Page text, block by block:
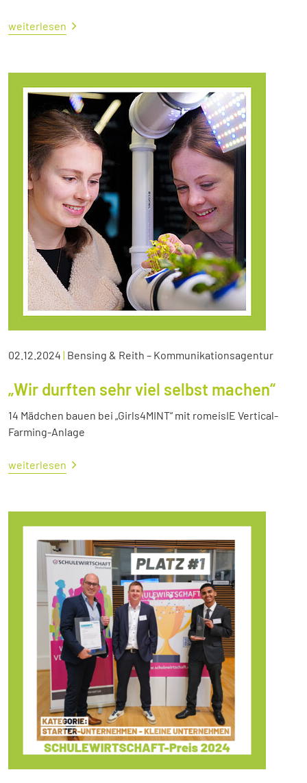
weiterlesen
02.12.2024 | Bensing & Reith – Kommunikationsagentur
„Wir durften sehr viel selbst machen“
14 Mädchen bauen bei „Girls4MINT“ mit romeisIE Vertical-
Farming-Anlage
weiterlesen